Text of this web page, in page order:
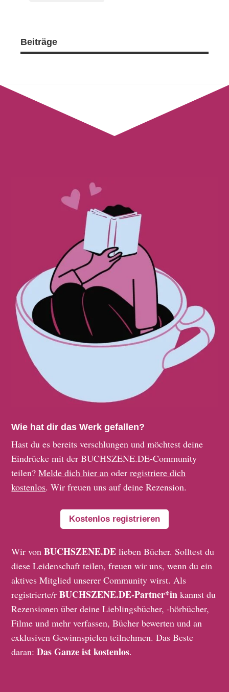
Beiträge
Wie hat dir das Werk gefallen?
Hast du es bereits verschlungen und möchtest deine
Eindrücke mit der BUCHSZENE.DE-Community
teilen?Melde dich hier an oderregistriere dich
kostenlos. Wir freuen uns auf deine Rezension.
Kostenlos registrieren
Wir vonBUCHSZENE.DE lieben Bücher. Solltest du
diese Leidenschaft teilen, freuen wir uns, wenn du ein
aktives Mitglied unserer Community wirst. Als
registrierte/rBUCHSZENE.DE-Partner*in kannst du
Rezensionen über deine Lieblingsbücher, -hörbücher,
Filme und mehr verfassen, Bücher bewerten und an
exklusiven Gewinnspielen teilnehmen. Das Beste
daran:Das Ganze ist kostenlos.